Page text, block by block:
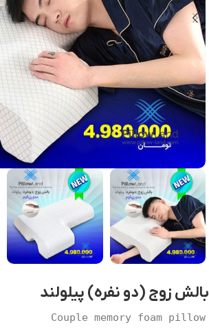
بالش زوج (دو نفره) پیلولند
Couple memory foam pillow